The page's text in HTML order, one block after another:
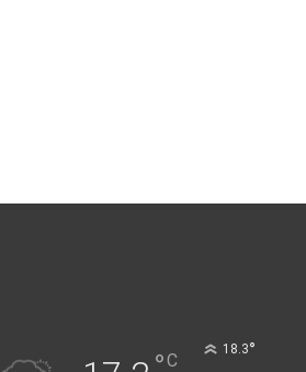
C
18.3°